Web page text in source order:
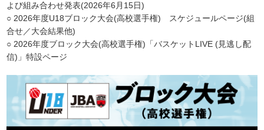
よび組み合わせ発表(2026年6月15日)
○2026年度U18ブロック大会(高校選手権) スケジュールページ(組
合せ／大会結果他)
○ 2026年度ブロック大会(高校選手権)「バスケットLIVE (見逃し配
信)」特設ページ